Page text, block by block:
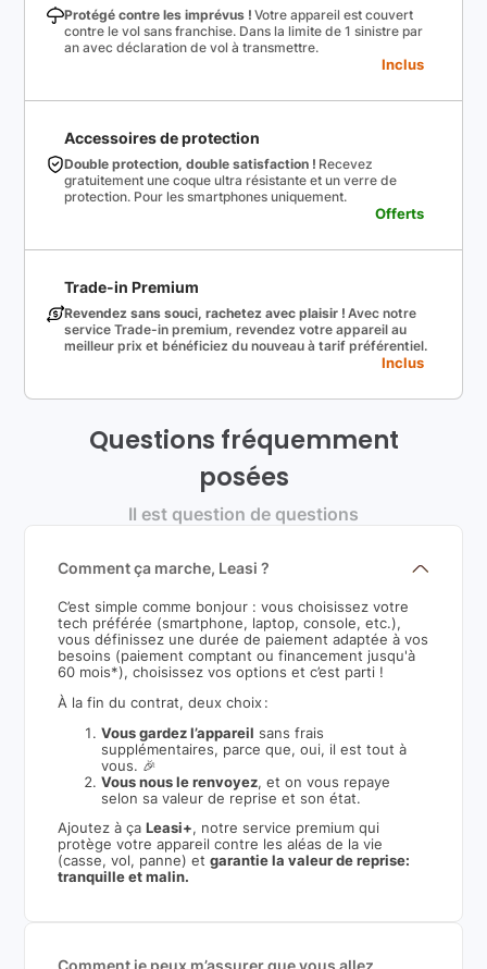
Protégé contre les imprévus ! Votre appareil est couvert
contre le vol sans franchise. Dans la limite de 1 sinistre par
an avec déclaration de vol à transmettre.
Inclus
Accessoires de protection
Double protection, double satisfaction ! Recevez
gratuitement une coque ultra résistante et un verre de
protection. Pour les smartphones uniquement.
Offerts
Trade-in Premium
Revendez sans souci, rachetez avec plaisir ! Avec notre
service Trade-in premium, revendez votre appareil au
meilleur prix et bénéficiez du nouveau à tarif préférentiel.
Inclus
Questions fréquemment
posées
Il est question de questions
Comment ça marche, Leasi ?
C’est simple comme bonjour : vous choisissez votre
tech préférée (smartphone, laptop, console, etc.),
vous définissez une durée de paiement adaptée à vos
besoins (paiement comptant ou financement jusqu'à
60 mois*), choisissez vos options et c’est parti !
À la fin du contrat, deux choix :
Vous gardez l’appareil sans frais
supplémentaires, parce que, oui, il est tout à
vous. 🎉
Vous nous le renvoyez, et on vous repaye
selon sa valeur de reprise et son état.
Ajoutez à ça Leasi+, notre service premium qui
protège votre appareil contre les aléas de la vie
(casse, vol, panne) etgarantie la valeur de reprise:
tranquille et malin.